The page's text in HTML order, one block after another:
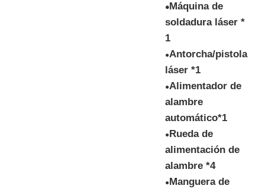
● Máquina de
soldadura láser *
1
●Antorcha/pistola
láser *1
●Alimentador de
alambre
automático*1
● Rueda de
alimentación de
alambre *4
● Manguera de